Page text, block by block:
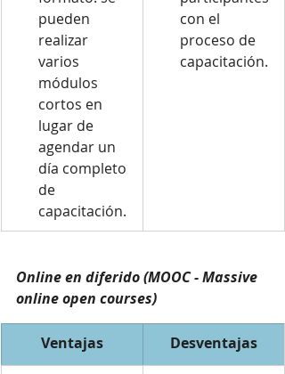
pueden
realizar
varios
módulos
cortos en
lugar de
agendar un
día completo
de
capacitación.
con el
proceso de
capacitación.
Online en diferido (MOOC - Massive
online open courses)
Ventajas Desventajas